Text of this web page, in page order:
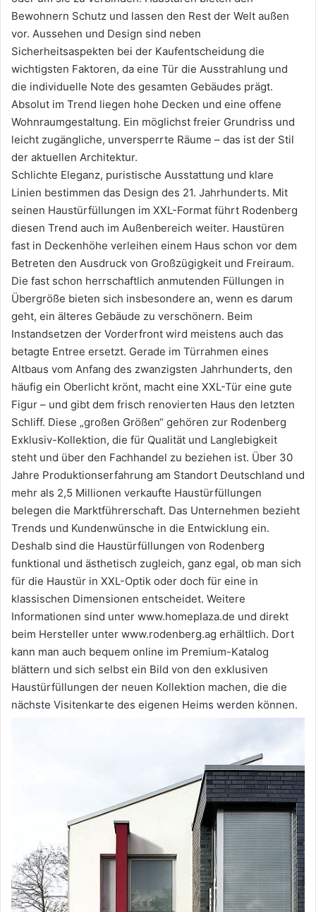
Bewohnern Schutz und lassen den Rest der Welt außen
vor. Aussehen und Design sind neben
Sicherheitsaspekten bei der Kaufentscheidung die
wichtigsten Faktoren, da eine Tür die Ausstrahlung und
die individuelle Note des gesamten Gebäudes prägt.
Absolut im Trend liegen hohe Decken und eine offene
Wohnraumgestaltung. Ein möglichst freier Grundriss und
leicht zugängliche, unversperrte Räume – das ist der Stil
der aktuellen Architektur.
Schlichte Eleganz, puristische Ausstattung und klare
Linien bestimmen das Design des 21. Jahrhunderts. Mit
seinen Haustürfüllungen im XXL-Format führt Rodenberg
diesen Trend auch im Außenbereich weiter. Haustüren
fast in Deckenhöhe verleihen einem Haus schon vor dem
Betreten den Ausdruck von Großzügigkeit und Freiraum.
Die fast schon herrschaftlich anmutenden Füllungen in
Übergröße bieten sich insbesondere an, wenn es darum
geht, ein älteres Gebäude zu verschönern. Beim
Instandsetzen der Vorderfront wird meistens auch das
betagte Entree ersetzt. Gerade im Türrahmen eines
Altbaus vom Anfang des zwanzigsten Jahrhunderts, den
häufig ein Oberlicht krönt, macht eine XXL-Tür eine gute
Figur – und gibt dem frisch renovierten Haus den letzten
Schliff. Diese „großen Größen“ gehören zur Rodenberg
Exklusiv-Kollektion, die für Qualität und Langlebigkeit
steht und über den Fachhandel zu beziehen ist. Über 30
Jahre Produktionserfahrung am Standort Deutschland und
mehr als 2,5 Millionen verkaufte Haustürfüllungen
belegen die Marktführerschaft. Das Unternehmen bezieht
Trends und Kundenwünsche in die Entwicklung ein.
Deshalb sind die Haustürfüllungen von Rodenberg
funktional und ästhetisch zugleich, ganz egal, ob man sich
für die Haustür in XXL-Optik oder doch für eine in
klassischen Dimensionen entscheidet. Weitere
Informationen sind unter www.homeplaza.de und direkt
beim Hersteller unter www.rodenberg.ag erhältlich. Dort
kann man auch bequem online im Premium-Katalog
blättern und sich selbst ein Bild von den exklusiven
Haustürfüllungen der neuen Kollektion machen, die die
nächste Visitenkarte des eigenen Heims werden können.